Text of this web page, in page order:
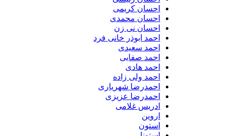
احسان کریمی
احسان محمدی
احسان نی زن
احمد ابوذر خانی فرد
احمد سعیدی
احمد صفایی
احمد هادی
احمد ولی زاده
احمدرضا شهریاری
احمدرضا عزیزی
ادریس غلامی